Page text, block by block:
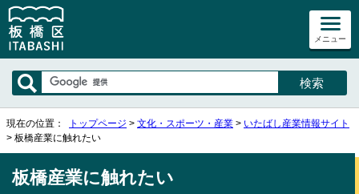
メニュー
現在の位置： トップページ > 文化・スポーツ・産業 > いたばし産業情報サイト
> 板橋産業に触れたい
板橋産業に触れたい